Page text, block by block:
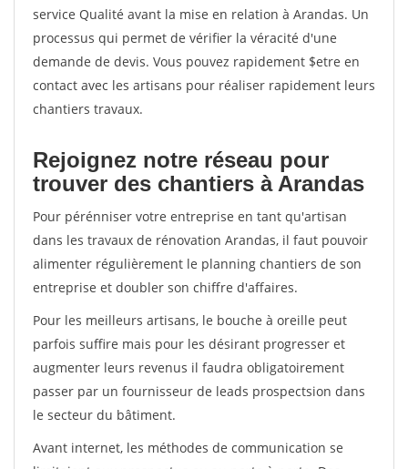
service Qualité avant la mise en relation à Arandas. Un
processus qui permet de vérifier la véracité d'une
demande de devis. Vous pouvez rapidement $etre en
contact avec les artisans pour réaliser rapidement leurs
chantiers travaux.
Rejoignez notre réseau pour
trouver des chantiers à Arandas
Pour pérénniser votre entreprise en tant qu'artisan
dans les travaux de rénovation Arandas, il faut pouvoir
alimenter régulièrement le planning chantiers de son
entreprise et doubler son chiffre d'affaires.
Pour les meilleurs artisans, le bouche à oreille peut
parfois suffire mais pour les désirant progresser et
augmenter leurs revenus il faudra obligatoirement
passer par un fournisseur de leads prospectsion dans
le secteur du bâtiment.
Avant internet, les méthodes de communication se